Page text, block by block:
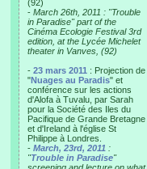
(92)
- March 26th, 2011 : "Trouble
in Paradise" part of the
Cinéma Ecologie Festival 3rd
edition, at the Lycée Michelet
theater in Vanves, (92)
- 23 mars 2011 : Projection de
"Nuages au Paradis" et
conférence sur les actions
d'Alofa à Tuvalu, par Sarah
pour la Société des Iles du
Pacifique de Grande Bretagne
et d'Ireland à l'église St
Philippe à Londres.
- March, 23rd, 2011 :
"Trouble in Paradise"